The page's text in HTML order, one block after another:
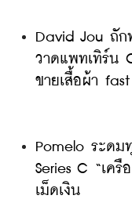
David Jou ถั
วาดแพทเทิร์น
ขายเสื้อผ้า
Pomelo ระดม
Series C “เครื
เม็ดเงิน